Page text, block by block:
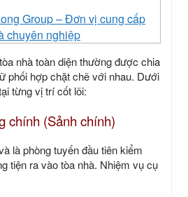
Group – Đơn vị cung cấp
chuyên nghiệp
nhà toàn diện thường được chia
phối hợp chặt chẽ với nhau. Dưới
từng vị trí cốt lõi:
chính (Sảnh chính)
là phòng tuyến đầu tiên kiểm
tiện ra vào tòa nhà. Nhiệm vụ cụ